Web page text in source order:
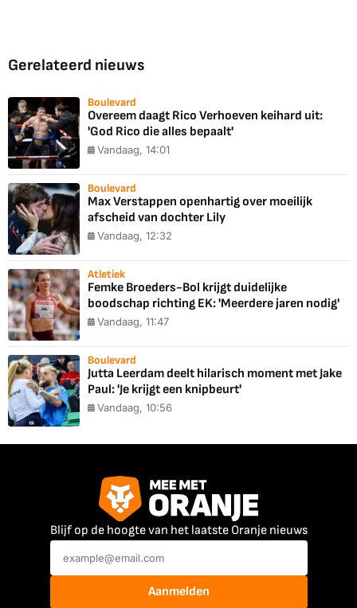
Gerelateerd nieuws
Boulevard
Overeem daagt Rico Verhoeven keihard uit:
'God Rico die alles bepaalt'
Vandaag, 14:01
Boulevard
Max Verstappen openhartig over moeilijk
afscheid van dochter Lily
Vandaag, 12:32
Atletiek
Femke Broeders-Bol krijgt duidelijke
boodschap richting EK: 'Meerdere jaren nodig'
Vandaag, 11:47
Boulevard
Jutta Leerdam deelt hilarisch moment met Jake
Paul: 'Je krijgt een knipbeurt'
Vandaag, 10:56
Blijf op de hoogte van het laatste Oranje nieuws
Aanmelden